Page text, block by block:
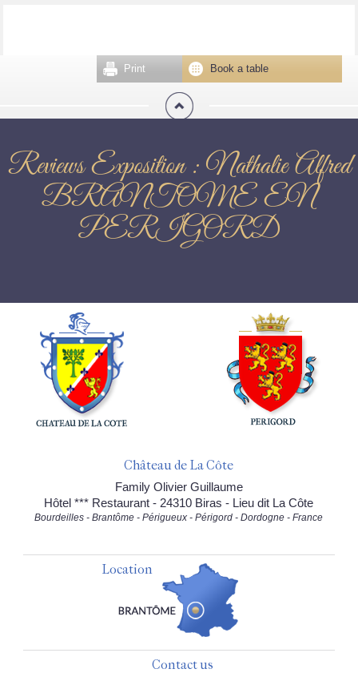
Book a table
Print
Reviews Exposition : Nathalie Alfred
BRANTOME EN
PERIGORD
Château de La Côte
Family Olivier Guillaume
Hôtel *** Restaurant - 24310 Biras - Lieu dit La Côte
Bourdeilles - Brantôme - Périgueux - Périgord - Dordogne - France
Location
Contact us